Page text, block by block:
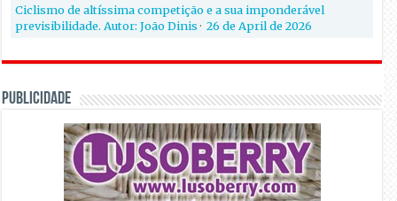
Ciclismo de altíssima competição e a sua imponderável
previsibilidade. Autor: João Dinis·26 de April de 2026
PUBLICIDADE